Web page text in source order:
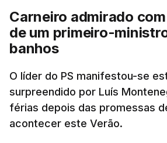
Carneiro admirado
de um primeiro-
banhos
O líder do PS manifestou-se
surpreendido por Luís
férias depois das promessas
acontecer este Verão.